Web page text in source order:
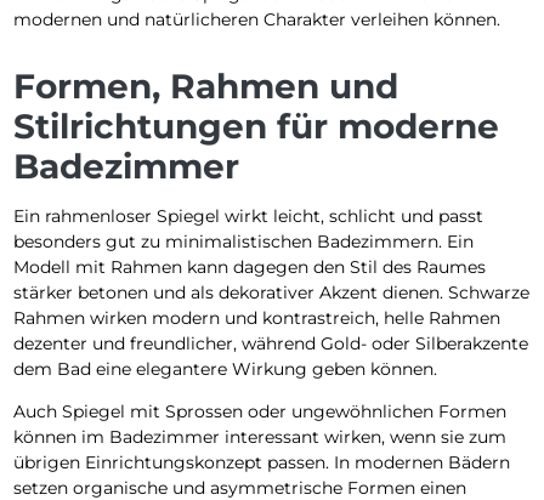
modernen und natürlicheren Charakter verleihen können.
Formen, Rahmen und
Stilrichtungen für moderne
Badezimmer
Ein rahmenloser Spiegel wirkt leicht, schlicht und passt
besonders gut zu minimalistischen Badezimmern. Ein
Modell mit Rahmen kann dagegen den Stil des Raumes
stärker betonen und als dekorativer Akzent dienen. Schwarze
Rahmen wirken modern und kontrastreich, helle Rahmen
dezenter und freundlicher, während Gold- oder Silberakzente
dem Bad eine elegantere Wirkung geben können.
Auch Spiegel mit Sprossen oder ungewöhnlichen Formen
können im Badezimmer interessant wirken, wenn sie zum
übrigen Einrichtungskonzept passen. In modernen Bädern
setzen organische und asymmetrische Formen einen